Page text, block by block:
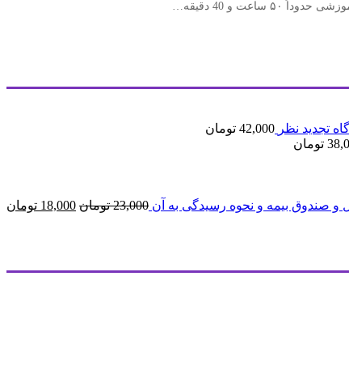
تجدید نظر 42,000 تومان
تومان
و صندوق بیمه و نحوه رسیدگی به آن 23,000 تومان قیمت
18,000 تومان